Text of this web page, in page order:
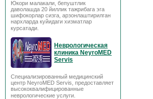
Юкори малакали, бепуштлик
даволашда 20 йиллик тажрибага эга
шифокорлар сизга, арзонлаштирилган
нархларда куйидаги хизматлар
курсатади.
Неврологическая
клиника NeyroMED
Servis
Специализированный медицинский
центр NeyroMED Servis, предоставляет
высококвалифицированные
неврологические услуги.